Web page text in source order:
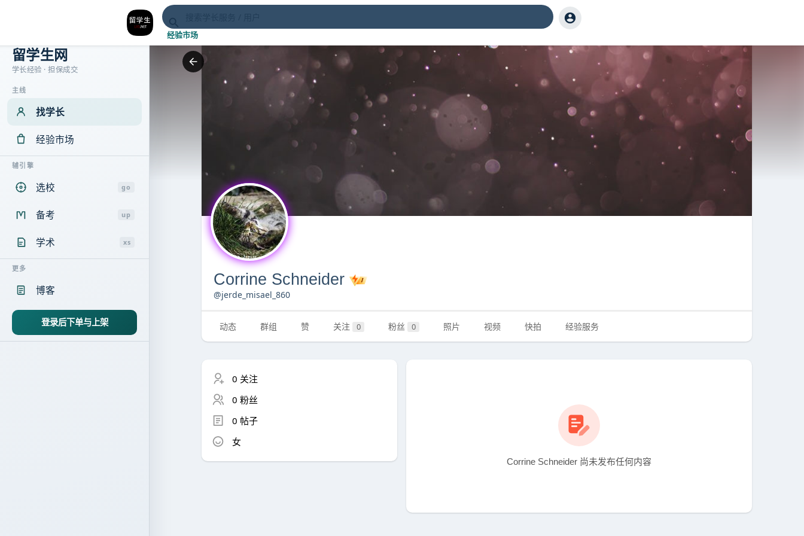
经验市场
留学生网
学长经验 · 担保成交
主线
找学长
经验市场
辅引擎
选校 go
备考 up
学术 xs
更多
博客
登录后下单与上架
Corrine Schneider
@jerde_misael_860
动态 群组 赞 关注 0 粉丝 0 照片 视频 快拍 经验服务
0 关注
0 粉丝
0 帖子
女
Corrine Schneider 尚未发布任何内容